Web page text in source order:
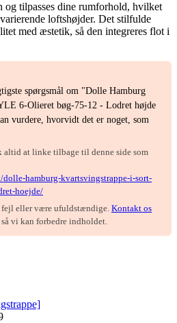
og tilpasses dine rumforhold, hvilket
loftshøjder. Det stilfulde
med æstetik, så den integreres flot i
spørgsmål om "Dolle Hamburg
6-Olieret bøg-75-12 - Lodret højde
vurdere, hvorvidt det er noget, som
altid at linke tilbage til denne side som
hamburg-kvartsvingstrappe-i-sort-
hoejde/
fejl eller være ufuldstændige. Kontakt os
vi kan forbedre indholdet.